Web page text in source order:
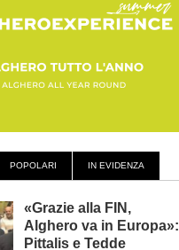
POPOLARI IN EVIDENZA
«Grazie alla FIN,
Alghero va in Europa»:
Pittalis e Tedde